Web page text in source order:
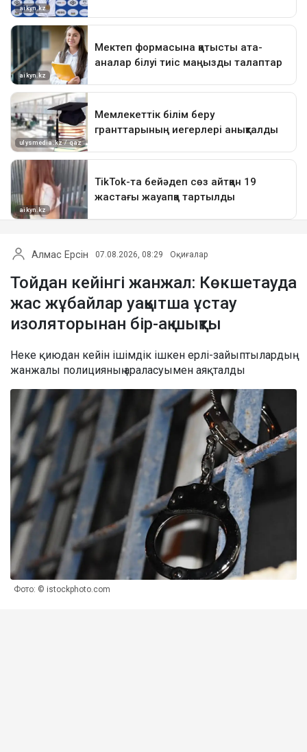
Алмас Ерсін 07.08.2026, 08:29 Оқиғалар
Тойдан кейінгі жанжал: Көкшетауда
жас жұбайлар уақытша ұстау
изоляторынан бір-ақ шықты
Неке қиюдан кейін ішімдік ішкен ерлі-зайыптылардың
жанжалы полицияның араласуымен аяқталды
Фото: © istockphoto.com